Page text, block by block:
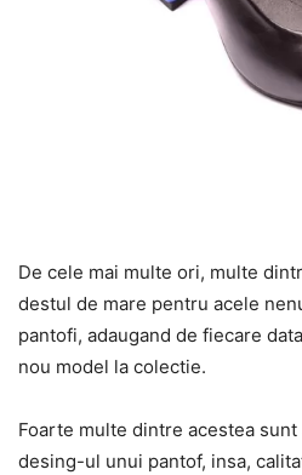
De cele mai multe ori, multe
destul de mare pentru acele
pantofi, adaugand de fiecare
nou model la colectie.
Foarte multe dintre acestea
desing-ul unui pantof, insa,